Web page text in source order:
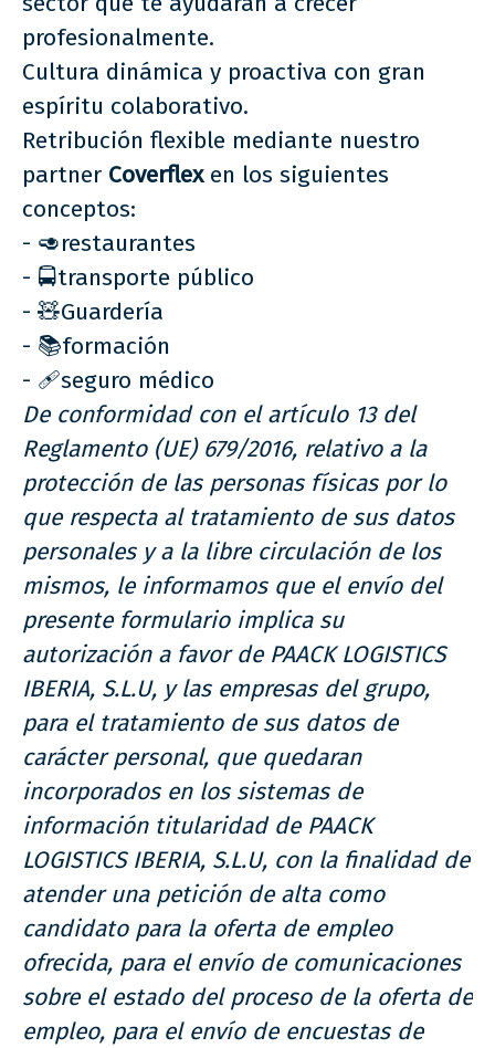
profesionalmente.
Cultura dinámica y proactiva con gran
espíritu colaborativo.
Retribución flexible mediante nuestro
partner Coverflex en los siguientes
conceptos:
- 🥑restaurantes
- 🚍transporte público
- 🧸Guardería
- 📚formación
- 🩹seguro médico
De conformidad con el artículo 13 del
Reglamento (UE) 679/2016, relativo a la
protección de las personas físicas por lo
que respecta al tratamiento de sus datos
personales y a la libre circulación de los
mismos, le informamos que el envío del
presente formulario implica su
autorización a favor de PAACK LOGISTICS
IBERIA, S.L.U, y las empresas del grupo,
para el tratamiento de sus datos de
carácter personal, que quedaran
incorporados en los sistemas de
información titularidad de PAACK
LOGISTICS IBERIA, S.L.U, con la finalidad de
atender una petición de alta como
candidato para la oferta de empleo
ofrecida, para el envío de comunicaciones
sobre el estado del proceso de la oferta de
empleo, para el envío de encuestas de